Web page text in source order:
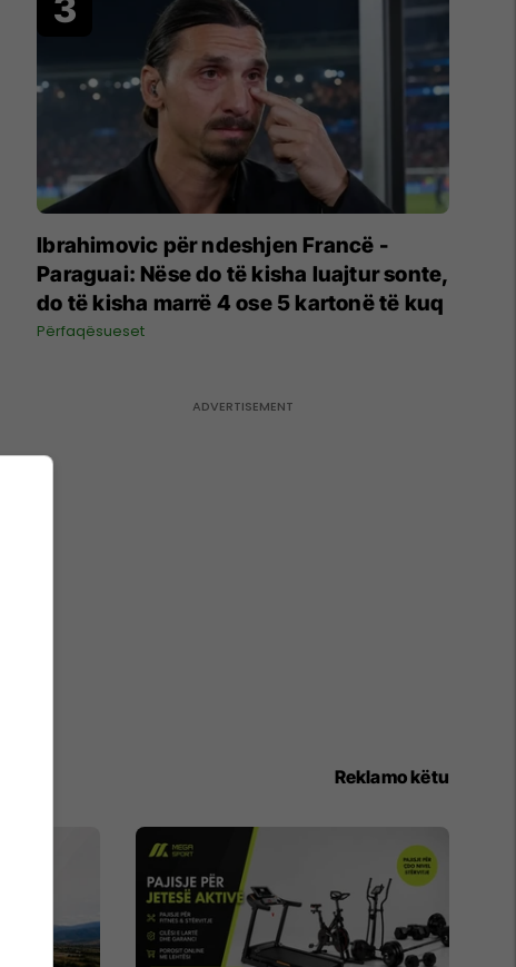
Ibrahimovic për ndeshjen Francë -
Paraguai: Nëse do të kisha luajtur sonte,
do të kisha marrë 4 ose 5 kartonë të kuq
Përfaqësueset
Reklamo këtu